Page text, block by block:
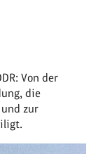
Von der
die
zur